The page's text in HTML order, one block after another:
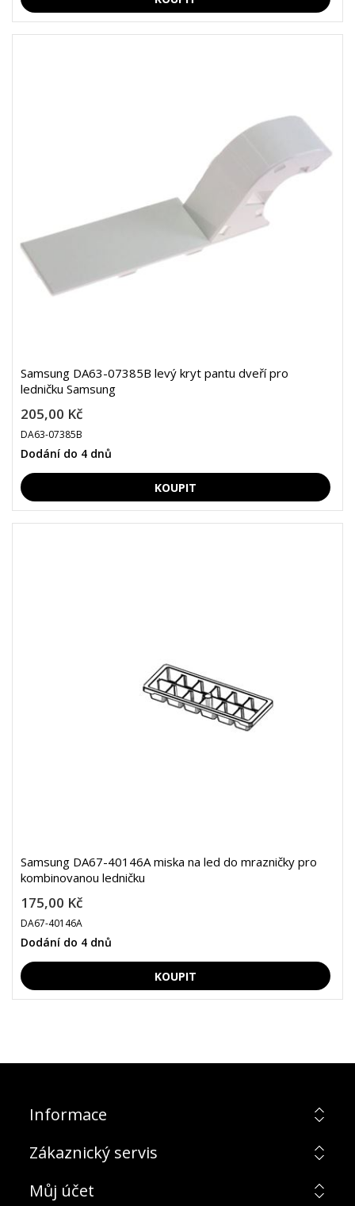
Samsung DA63-07385B levý kryt pantu dveří pro
ledničku Samsung
205,00 Kč
DA63-07385B
Dodání do 4 dnů
Samsung DA67-40146A miska na led do mrazničky pro
kombinovanou ledničku
175,00 Kč
DA67-40146A
Dodání do 4 dnů
Informace
Zákaznický servis
Můj účet